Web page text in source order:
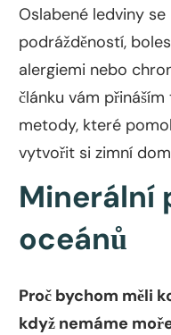
Oslabené ledviny
podrážděností,
alergiemi nebo
článku vám
metody, které
vytvořit si zimní
Minerální
oceánů
Proč bychom měli
když nemáme